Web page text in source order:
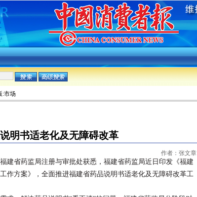
:市场
明书适老化及无障碍改革
作者：张文章
省药监局注册与审批处获悉，福建省药监局近日印发《福建
作方案》，全面推进福建省药品说明书适老化及无障碍改革工